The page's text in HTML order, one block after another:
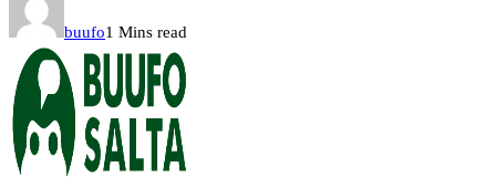
buufo1 Mins read